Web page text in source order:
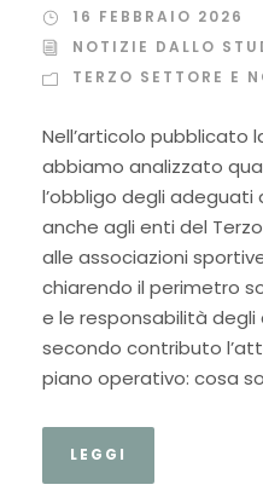
16 FEBBRAIO 2026
NOTIZIE DALLO
TERZO SETTORE E
Nell’articolo pubblicato
abbiamo analizzato
l’obbligo degli
anche agli enti del
alle associazioni
chiarendo il perimetro
e le responsabilità
secondo contributo
piano operativo: cosa
LEGGI